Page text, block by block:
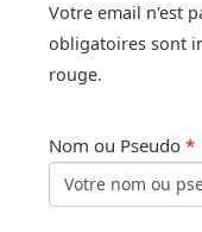
Votre email n'est
obligatoires sont
rouge.
Nom ou Pseudo *